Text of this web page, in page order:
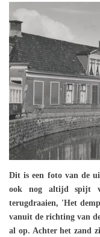
Dit is een foto van de
ook nog altijd spijt
terugdraaien, 'Het
vanuit de richting van
al op. Achter het zand